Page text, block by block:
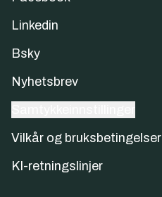
Linkedin
Bsky
Nyhetsbrev
Vilkår og bruksbetingelser
KI-retningslinjer